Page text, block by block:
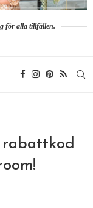
för alla tillfällen.
rabattkod